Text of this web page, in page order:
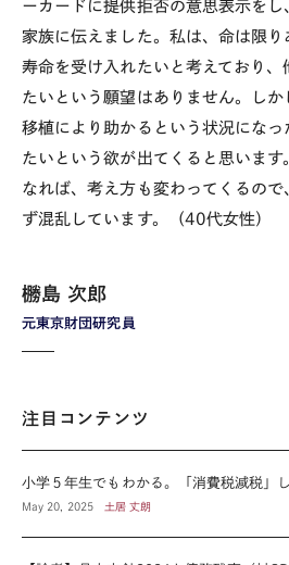
ーカードに提供拒否の意思表示を
家族に伝えました。私は、命は限
寿命を受け入れたいと考えており
たいという願望はありません。し
移植により助かるという状況になっ
たいという欲が出てくると思いま
なれば、考え方も変わってくるの
ず混乱しています。（40代女性）
元東京財団研究員
橳島 次郎
注目コンテンツ
小学５年生でもわかる。「消費税減税」
May 20, 2025 土居 丈朗